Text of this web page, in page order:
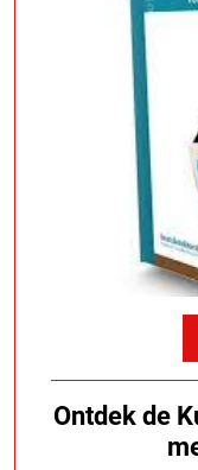
Ontdek de